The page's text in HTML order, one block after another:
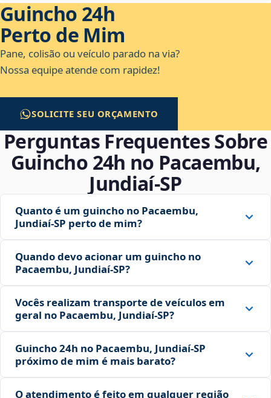
Guincho 24h
Perto de Mim
Pane, colisão ou veículo parado na via?
Nossa equipe atende com rapidez!
SOLICITE SEU ORÇAMENTO
Perguntas Frequentes Sobre
Guincho 24h no Pacaembu,
Jundiaí‑SP
Quanto é um guincho no Pacaembu,
Jundiaí‑SP perto de mim?
Quando devo acionar um guincho no
Pacaembu, Jundiaí‑SP?
Vocês realizam transporte de veículos em
geral no Pacaembu, Jundiaí‑SP?
Guincho 24h no Pacaembu, Jundiaí‑SP
próximo de mim é mais barato?
O atendimento é feito em qualquer região